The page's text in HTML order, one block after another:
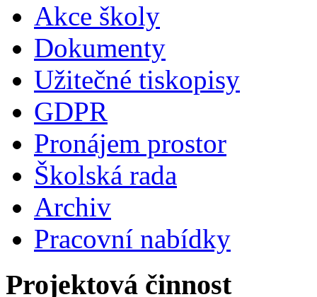
Akce školy
Dokumenty
Užitečné tiskopisy
GDPR
Pronájem prostor
Školská rada
Archiv
Pracovní nabídky
Projektová činnost